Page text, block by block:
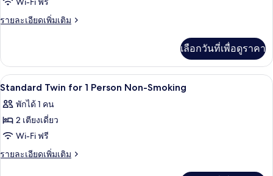
Standard
1
Person
Smoking
รายละเอียดเพิ่มเติม
ราย
เกี่ยว
กับ
Standard
for
Smoking
เลือกวันที่เพื่อดูราคา
เปิด
ภาพถ่าย
ทั้งหมด
ของ
Standard
1
Standard Twin for 1 Person Non-Smoking
พักได้ 1 คน
2 เตียงเดี่ยว
Wi-Fi ฟรี
รายละเอียดเพิ่มเติม
ราย